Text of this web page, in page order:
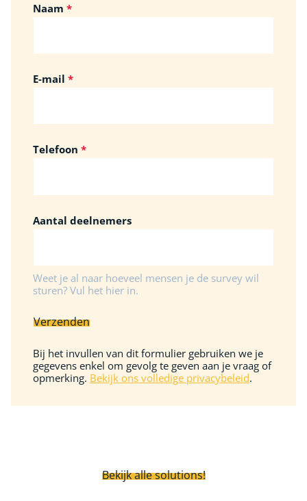
Naam
E-mail
Telefoon
Aantal deelnemers
Weet je al naar hoeveel mensen je de survey wil
sturen? Vul het hier in.
Verzenden
Bij het invullen van dit formulier gebruiken we je
gegevens enkel om gevolg te geven aan je vraag of
opmerking. Bekijk ons volledige privacybeleid.
Bekijk alle solutions!